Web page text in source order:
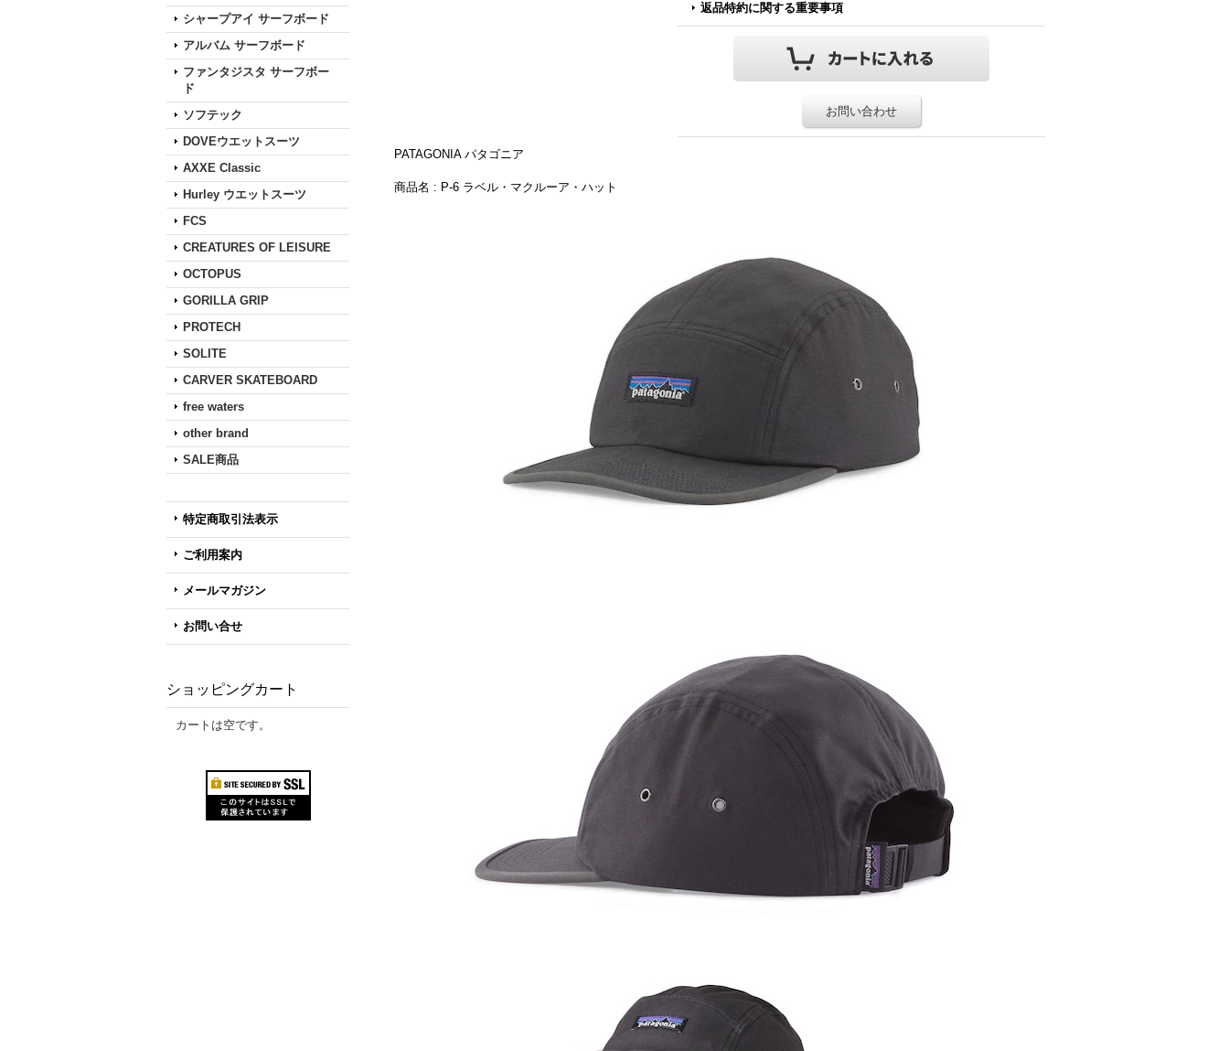
シャープアイ サーフボード
アルバム サーフボード
ファンタジスタ サーフボー
ド
ソフテック
DOVEウエットスーツ
AXXE Classic
Hurley ウエットスーツ
FCS
CREATURES OF LEISURE
OCTOPUS
GORILLA GRIP
PROTECH
SOLITE
CARVER SKATEBOARD
free waters
other brand
SALE商品
特定商取引法表示
ご利用案内
メールマガジン
お問い合せ
ショッピングカート
カートは空です。
返品特約に関する重要事項
お問い合わせ
PATAGONIA パタゴニア
商品名 : P-6 ラベル・マクルーア・ハット